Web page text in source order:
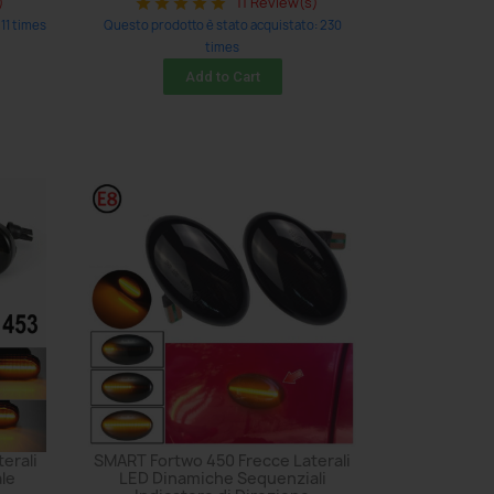
times
star star star star star
Questo prodotto è stato acquistato: 230
times
Add to Cart
SMART Fortwo 450 Frecce Laterali
LED Dinamiche Sequenziali